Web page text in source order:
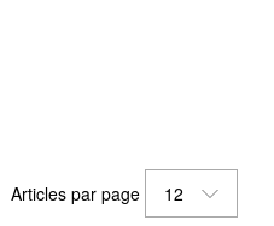
Articles par page 12